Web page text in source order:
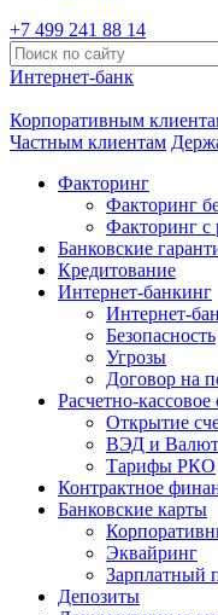
+7 499 241 88 14
Интернет-банк
Корпоративным
Частным клиентам
Факторинг
Факторинг
Факторинг с
Банковские
Кредитование
Интернет-банкинг
Интернет-
Безопасность
Угрозы
Договор на
Расчетно-
Открытие
ВЭД и
Тарифы РКО
Контрактное
Банковские карты
Эквайринг
Зарплатный
Депозиты